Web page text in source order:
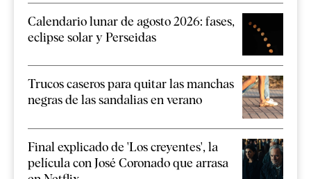
Calendario lunar de agosto 2026: fases,
eclipse solar y Perseidas
Trucos caseros para quitar las manchas
negras de las sandalias en verano
Final explicado de 'Los creyentes', la
película con José Coronado que arrasa